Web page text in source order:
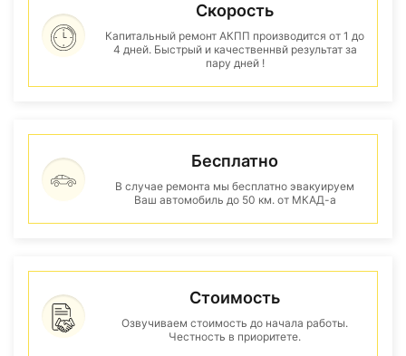
Скорость
Капитальный ремонт АКПП производится от 1 до
4 дней. Быстрый и качественнвй результат за
пару дней !
Бесплатно
В случае ремонта мы бесплатно эвакуируем
Ваш автомобиль до 50 км. от МКАД-а
Стоимость
Озвучиваем стоимость до начала работы.
Честность в приоритете.